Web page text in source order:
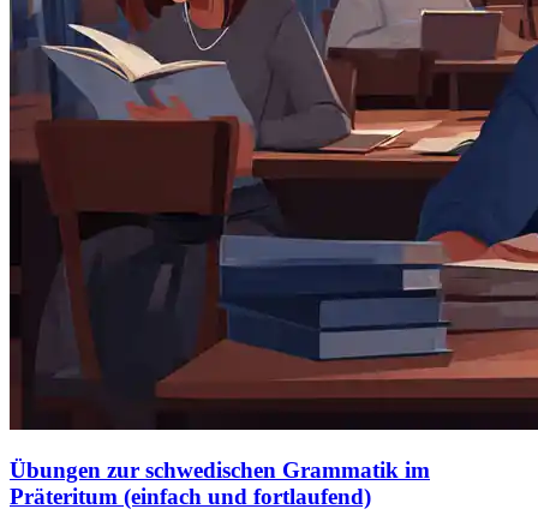
Übungen zur schwedischen Grammatik im
Präteritum (einfach und fortlaufend)